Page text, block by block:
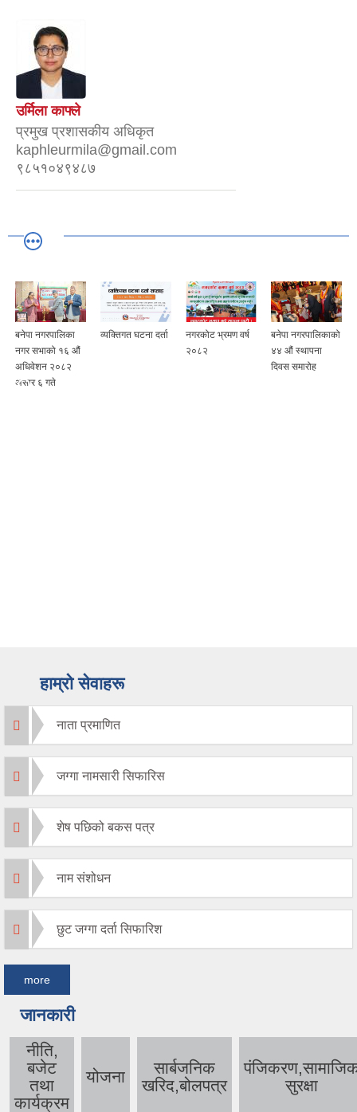
उर्मिला काफ्ले
प्रमुख प्रशासकीय अधिकृत
kaphleurmila@gmail.com
९८५१०४९४८७
व्यक्तिगत घटना दर्ता
नगरकोट भ्रमण वर्ष
बनेपा नगरपालिकाको
४४ औं स्थापना
बनेपा नगरपालिकाको
नगर सभाको १५ औं
अधिवेशन
हाम्रो सेवाहरू
नाता प्रमाणित
जग्गा नामसारी सिफारिस
शेष पछिको बकस पत्र
नाम संशोधन
छुट जग्गा दर्ता सिफारिश
more
जानकारी
नीति,
बजेट
तथा
कार्यक्रम
योजना
सार्बजनिक
खरिद,बोलपत्र
सुरक्षा